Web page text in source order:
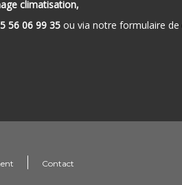
climatisation,
56 06 99 35 ou via notre formulaire
Contact